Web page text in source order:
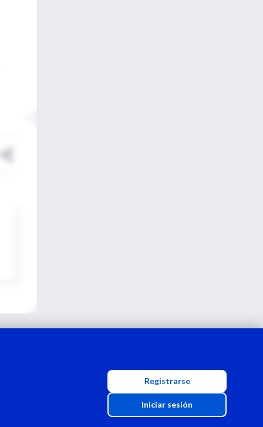
Registrarse
Iniciar sesión